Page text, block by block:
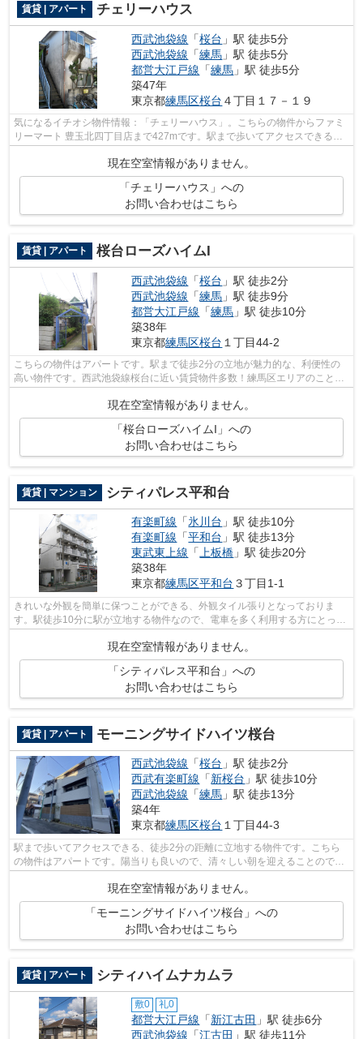
賃貸 | アパート チェリーハウス
西武池袋線 「桜台 」駅 徒歩5分
西武池袋線 「練馬 」駅 徒歩5分
都営大江戸線 「練馬 」駅 徒歩5分
築47年
東京都練馬区桜台 ４丁目１７－１９
気になるイチオシ物件情報：「チェリーハウス」。こちらの物件からファミ
リーマート 豊玉北四丁目店まで427mです。駅まで歩いてアクセスできる、
現在空室情報がありません。
「チェリーハウス」への
お問い合わせはこちら
賃貸 | アパート 桜台ローズハイムI
西武池袋線 「桜台 」駅 徒歩2分
西武池袋線 「練馬 」駅 徒歩9分
都営大江戸線 「練馬 」駅 徒歩10分
築38年
東京都練馬区桜台 １丁目44-2
こちらの物件はアパートです。駅まで徒歩2分の立地が魅力的な、利便性の
高い物件です。西武池袋線桜台に近い賃貸物件多数！練馬区エリアのことな
現在空室情報がありません。
「桜台ローズハイムI」への
お問い合わせはこちら
賃貸 | マンション シティパレス平和台
有楽町線 「氷川台 」駅 徒歩10分
有楽町線 「平和台 」駅 徒歩13分
東武東上線 「上板橋 」駅 徒歩20分
築38年
東京都練馬区平和台 ３丁目1-1
きれいな外観を簡単に保つことができる、外観タイル張りとなっておりま
す。駅徒歩10分に駅が立地する物件なので、電車を多く利用する方にとって
便利です。共用設備も充実した、一押し...
現在空室情報がありません。
「シティパレス平和台」への
お問い合わせはこちら
賃貸 | アパート モーニングサイドハイツ桜台
西武池袋線 「桜台 」駅 徒歩2分
西武有楽町線 「新桜台 」駅 徒歩10分
西武池袋線 「練馬 」駅 徒歩13分
築4年
東京都練馬区桜台 １丁目44-3
駅まで歩いてアクセスできる、徒歩2分の距離に立地する物件です。こちら
の物件はアパートです。陽当りも良いので、清々しい朝を迎えることのでき
るアパートです。利便性の高い設備も充...
現在空室情報がありません。
「モーニングサイドハイツ桜台」への
お問い合わせはこちら
賃貸 | アパート シティハイムナカムラ
敷0 礼0
都営大江戸線 「新江古田 」駅 徒歩6分
西武池袋線 「江古田 」駅 徒歩11分